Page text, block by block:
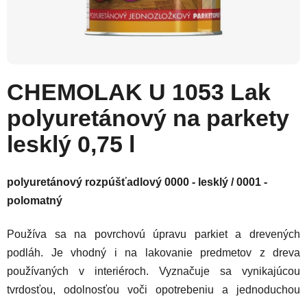
CHEMOLAK U 1053 Lak
polyuretánový na parkety
lesklý 0,75 l
polyuretánový rozpúšťadlový 0000 - lesklý / 0001 -
polomatný
Používa sa na povrchovú úpravu parkiet a drevených
podláh. Je vhodný i na lakovanie predmetov z dreva
používaných v interiéroch. Vyznačuje sa vynikajúcou
tvrdosťou, odolnosťou voči opotrebeniu a jednoduchou